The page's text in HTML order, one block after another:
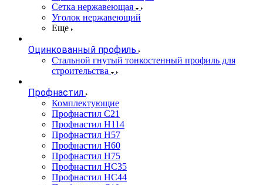
Сетка нержавеющая
Уголок нержавеющий
Еще
Оцинкованный профиль
Стальной гнутый тонкостенный профиль для
строительства
Профнастил
Комплектующие
Профнастил C21
Профнастил Н114
Профнастил Н57
Профнастил Н60
Профнастил Н75
Профнастил НС35
Профнастил НС44